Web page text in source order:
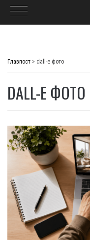
Главпост > dall-e фото
DALL-E ФОТО